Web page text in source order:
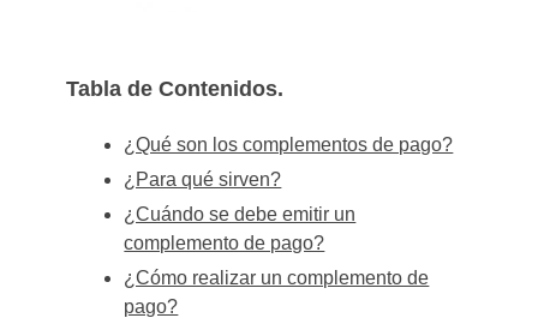
Tabla de Contenidos.
¿Qué son los complementos de pago?
¿Para qué sirven?
¿Cuándo se debe emitir un
complemento de pago?
¿Cómo realizar un complemento de
pago?